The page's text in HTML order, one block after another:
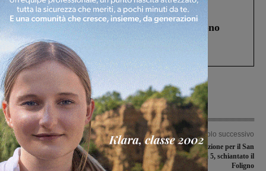
Cronaca 4 Agosto 2026
Un anno fa la strage in A1 in cui morirono
Gianni, Giulia e Franco. Lo schianto, il
processo, lo stop ai sorpassi fra tir....
Articolo precedente
Lo lascia perchè troppo manesco e lui
le ruba oro e le ceneri del cagnolino
Articolo successivo
Altra bella prestazione per il San
Giovanni calcio a 5, schiantato il
Foligno